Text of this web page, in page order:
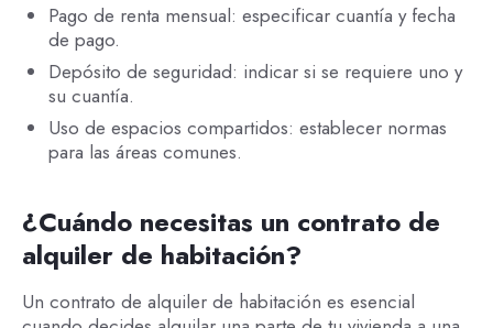
Pago de renta mensual: especificar cuantía y fecha
de pago.
Depósito de seguridad: indicar si se requiere uno y
su cuantía.
Uso de espacios compartidos: establecer normas
para las áreas comunes.
¿Cuándo necesitas un contrato de
alquiler de habitación?
Un contrato de alquiler de habitación es esencial